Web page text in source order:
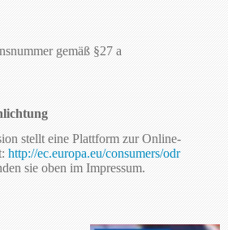
gemäß §27 a
stellt eine Plattform zur Online-
http://ec.europa.eu/consumers/odr
sie oben im Impressum.